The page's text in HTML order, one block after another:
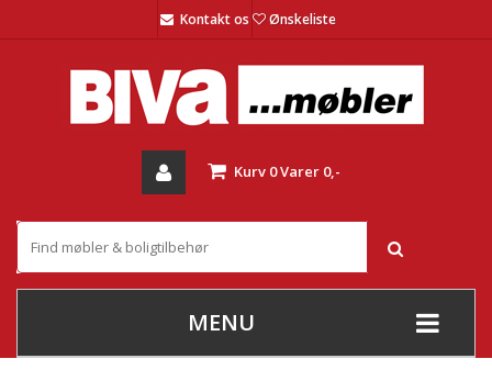
Kontakt os Ønskeliste
Kurv 0Varer 0,-
MENU